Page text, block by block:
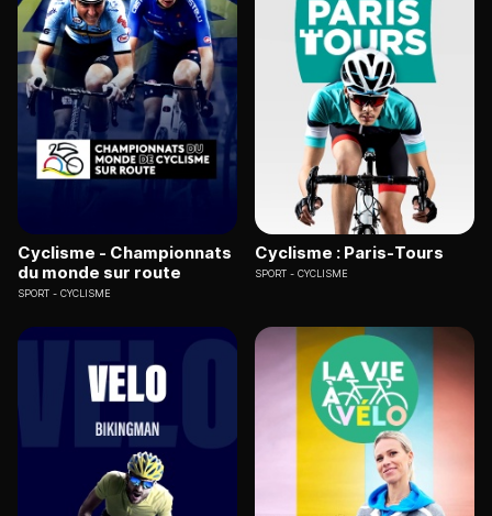
Cyclisme - Championnats
du monde sur route
SPORT CYCLISME
Cyclisme : Paris-Tours
SPORT CYCLISME